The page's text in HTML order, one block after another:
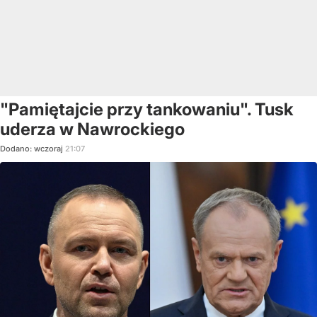
"Pamiętajcie przy tankowaniu". Tusk
uderza w Nawrockiego
Dodano: wczoraj 21:07